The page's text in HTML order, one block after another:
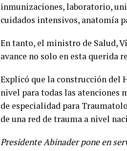
inmunizaciones, laboratorio,
cuidados intensivos, anatomía
En tanto, el ministro de Salud,
avance no solo en esta querida
Explicó que la construcción del
nivel para todas las atenciones
de especialidad para
de una red de trauma a nivel
Presidente Abinader pone en